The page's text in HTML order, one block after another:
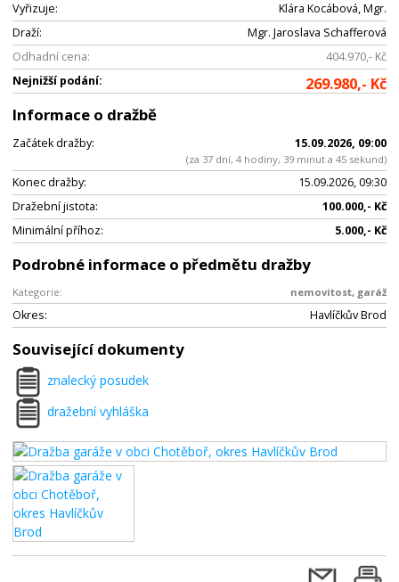
Vyřizuje:
Klára Kocábová, Mgr.
Draží:
Mgr. Jaroslava Schafferová
Odhadní cena:
404.970,- Kč
Nejnižší podání:
269.980,- Kč
Informace o dražbě
Začátek dražby: 15.09.2026, 09:00
(za 37 dní, 4 hodiny, 39 minut a 45 sekund)
Konec dražby:
15.09.2026, 09:30
Dražební jistota:
100.000,- Kč
Minimální příhoz:
5.000,- Kč
Podrobné informace o předmětu dražby
Kategorie: nemovitost, garáž
Okres: Havlíčkův Brod
Související dokumenty
znalecký posudek
dražební vyhláška